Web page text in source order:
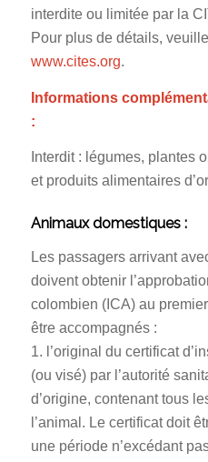
interdite ou limitée par la
Pour plus de détails,
www.cites.org.
Informations
:
Interdit : légumes, plantes
et produits alimentaires
Animaux domestiques :
Les passagers arrivant
doivent obtenir
colombien (ICA) au
être accompagnés :
1. l’original du certificat
(ou visé) par l’autorité
d’origine, contenant tous
l’animal. Le certificat doit
une période n’excédant